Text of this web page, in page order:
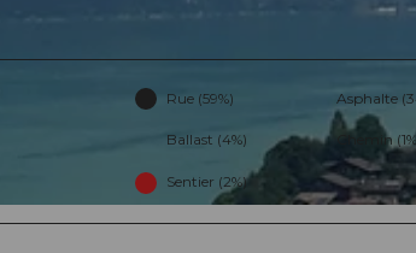
Rue (59%) Asphalte
Ballast (4%) Chemin (1%)
Sentier (2%)